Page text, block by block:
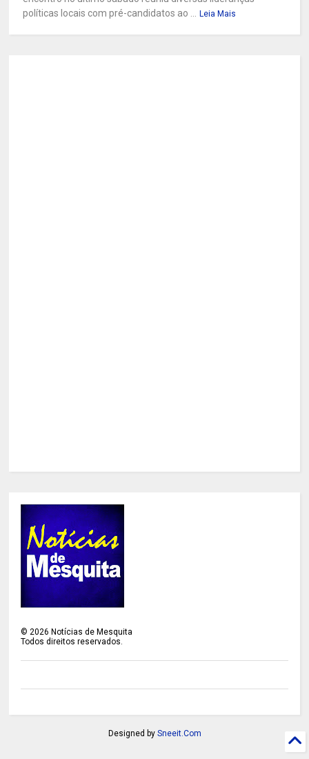
políticas locais com pré-candidatos ao ... Leia Mais
©2026 Notícias de Mesquita
Todos direitos reservados.
Designed by Sneeit.Com